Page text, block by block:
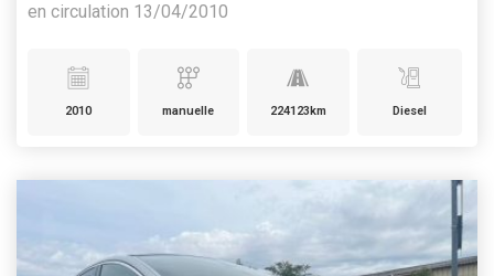
en circulation 13/04/2010
2010 manuelle 224123km Diesel